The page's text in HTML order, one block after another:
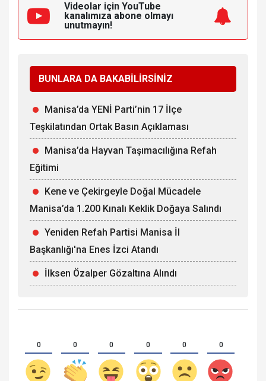
Videolar için YouTube
kanalımıza abone olmayı
unutmayın!
BUNLARA DA BAKABİLİRSİNİZ
Manisa’da YENİ Parti’nin 17 İlçe
Teşkilatından Ortak Basın Açıklaması
Manisa’da Hayvan Taşımacılığına Refah
Eğitimi
Kene ve Çekirgeyle Doğal Mücadele
Manisa’da 1.200 Kınalı Keklik Doğaya Salındı
Yeniden Refah Partisi Manisa İl
Başkanlığı'na Enes İzci Atandı
İlksen Özalper Gözaltına Alındı
0 0 0 0 0 0